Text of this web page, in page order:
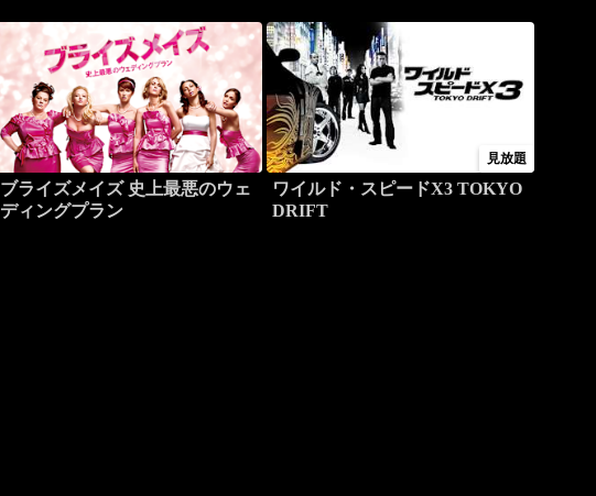
ブライズメイズ 史上最悪のウェ
ディングプラン
見放題
ワイルド・スピードX3 TOKYO
DRIFT